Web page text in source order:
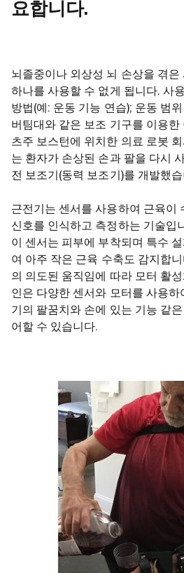
요합니다.
뇌졸중이나 외상성 뇌 손상을 겪은
하나를 사용할 수 없게 됩니다. 사
방법(예: 운동 기능 연습); 운동 범
버팀대와 같은 보조 기구를 이용한
츠주 보스턴에 위치한 의료 로봇
는 환자가 손상된 손과 팔을 다시
전 보조기(동력 보조기)를 개발했
근전기는 센서를 사용하여 근육이
신호를 인식하고 측정하는 기술입
이 센서는 피부에 부착되며 특수
여 아주 작은 근육 수축도 감지합
의 의도된 움직임에 따라 모터 활
인은 다양한 센서와 모터를 사용하
기의 팔꿈치와 손에 있는 기능 같
어할 수 있습니다.